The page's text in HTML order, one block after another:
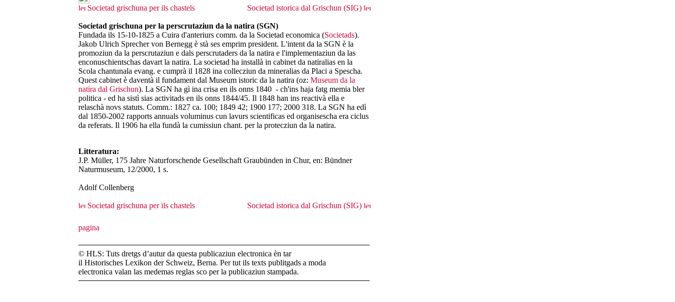
Societad grischuna per ils chastels Societad istorica dal Grischun (SIG)
Societad grischuna per la perscrutaziun da la natira (SGN)
Fundada ils 15-10-1825 a Cuira d'anteriurs comm. da la Societad economica (Societads).
Jakob Ulrich Sprecher von Bernegg è stà ses emprim president. L'intent da la SGN è la
promoziun da la perscrutaziun e dals perscrutaders da la natira e l'implementaziun da las
enconuschientschas davart la natira. La societad ha installà in cabinet da natiralias en la
Scola chantunala evang. e cumprà il 1828 ina collecziun da mineralias da Placi a Spescha.
Quest cabinet è daventà il fundament dal Museum istoric da la natira (oz: Museum da la
natira dal Grischun). La SGN ha gì ina crisa en ils onns 1840 - ch'ins haja fatg memia bler
politica - ed ha sistì sias activitads en ils onns 1844/45. Il 1848 han ins reactivà ella e
relaschà novs statuts. Comm.: 1827 ca. 100; 1849 42; 1900 177; 2000 318. La SGN ha edì
dal 1850-2002 rapports annuals voluminus cun lavurs scientificas ed organisescha era ciclus
da referats. Il 1906 ha ella fundà la cumissiun chant. per la protecziun da la natira.
Litteratura:
J.P. Müller, 175 Jahre Naturforschende Gesellschaft Graubünden in Chur, en: Bündner
Naturmuseum, 12/2000, 1 s.
Adolf Collenberg
Societad grischuna per ils chastels Societad istorica dal Grischun (SIG)
© HLS: Tuts dretgs d’autur da questa publicaziun electronica èn tar
il Historisches Lexikon der Schweiz, Berna. Per tut ils texts publitgads a moda
electronica valan las medemas reglas sco per la publicaziun stampada.